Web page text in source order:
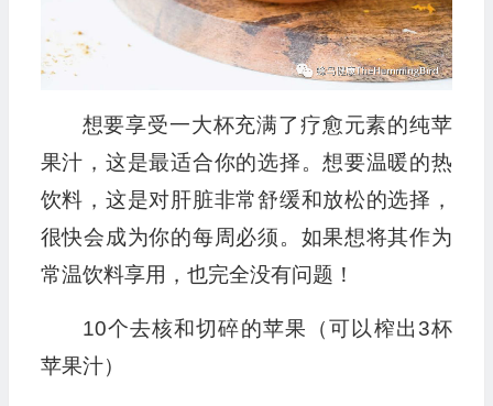
想要享受一大杯充满了疗愈元素的纯苹
果汁，这是最适合你的选择。想要温暖的热
饮料，这是对肝脏非常舒缓和放松的选择，
很快会成为你的每周必须。如果想将其作为
常温饮料享用，也完全没有问题！
10个去核和切碎的苹果（可以榨出3杯
苹果汁）